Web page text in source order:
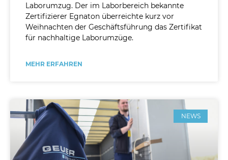
Laborumzug. Der im Laborbereich bekannte
Zertifizierer Egnaton überreichte kurz vor
Weihnachten der Geschäftsführung das Zertifikat
für nachhaltige Laborumzüge.
MEHR ERFAHREN
NEWS